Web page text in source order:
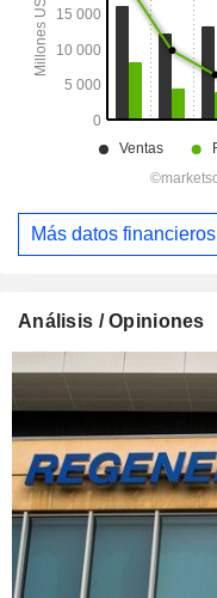
Más datos financieros
Análisis / Opiniones